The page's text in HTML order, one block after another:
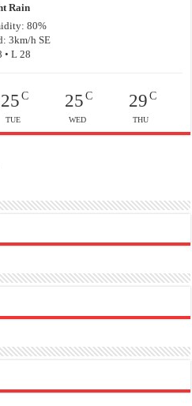
Rain
80%
3km/h SE
• L 28
25 C
TUE
25C
WED
29C
THU